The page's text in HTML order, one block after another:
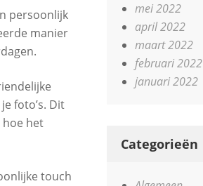
persoonlijk
manier
foto’s. Dit
hoe het
touch
mei 2022
april 2022
maart 2022
februari 2022
januari 2022
Categorieën